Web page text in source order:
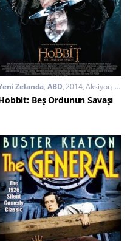
Zelanda, ABD 2014 Aksiyon,
Beş Ordunun Savaşı